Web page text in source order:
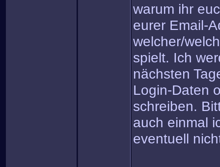
warum ihr
eurer Email-
welcher/
spielt. Ich
nächsten
Login-Daten
schreiben.
auch einmal
eventuell